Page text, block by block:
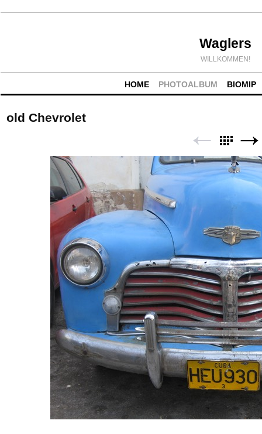
Waglers
WILLKOMMEN!
HOME PHOTOALBUM BIOMIP
old Chevrolet